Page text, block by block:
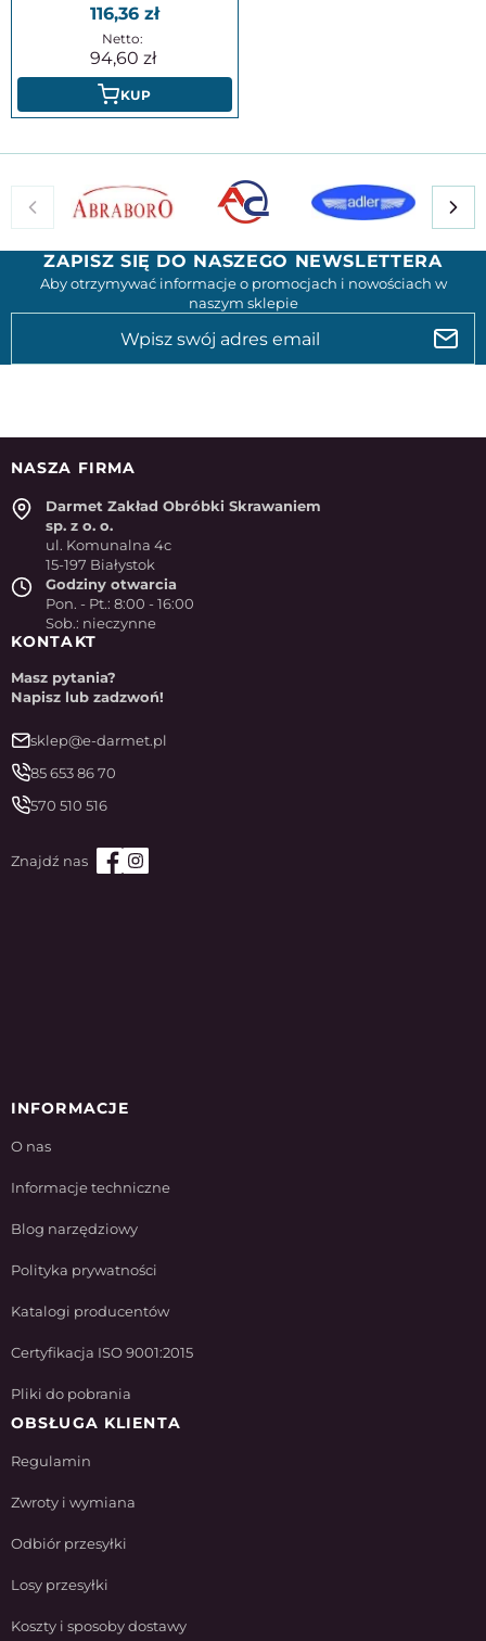
116,36
94,60
KUP
ZAPISZ SIĘ DO NASZEGO NEWSLETTERA
Aby otrzymywać informacje o promocjach i nowościach w
naszym sklepie
NASZA FIRMA
Darmet Zakład Obróbki Skrawaniem
sp. z o. o.
ul. Komunalna 4c
15-197 Białystok
Godziny otwarcia
Pon. - Pt.: 8:00 - 16:00
Sob.: nieczynne
KONTAKT
Masz pytania?
Napisz lub zadzwoń!
sklep@e-darmet.pl
85 653 86 70
570 510 516
INFORMACJE
O nas
Informacje techniczne
Blog narzędziowy
Polityka prywatności
Katalogi producentów
Certyfikacja ISO 9001:2015
Pliki do pobrania
OBSŁUGA KLIENTA
Regulamin
Zwroty i wymiana
Odbiór przesyłki
Losy przesyłki
Koszty i sposoby dostawy